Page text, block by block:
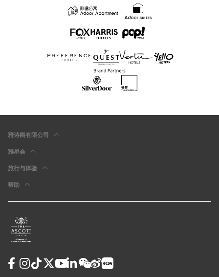
雅诗阁有限公司
雅星会
旅行与体验
帮助